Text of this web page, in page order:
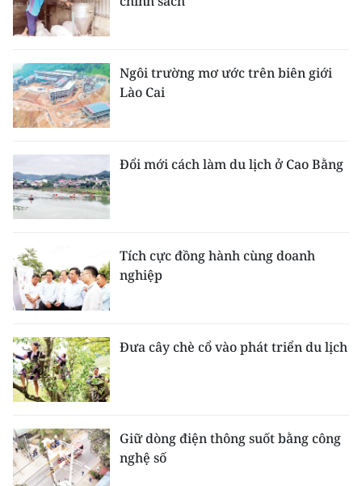
Ngôi trường mơ ước trên biên giới
Lào Cai
Đổi mới cách làm du lịch ở Cao Bằng
Tích cực đồng hành cùng doanh
nghiệp
Đưa cây chè cổ vào phát triển du lịch
Giữ dòng điện thông suốt bằng công
nghệ số